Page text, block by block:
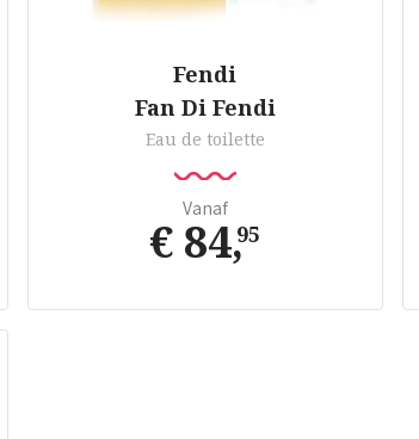
Fendi
Fan Di Fendi
Eau de toilette
Vanaf
€ 84,95